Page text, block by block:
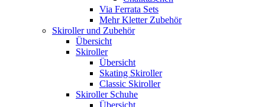
Via Ferrata Sets
Mehr Kletter Zubehör
Skiroller und Zubehör
Übersicht
Skiroller
Übersicht
Skating Skiroller
Classic Skiroller
Skiroller Schuhe
Übersicht